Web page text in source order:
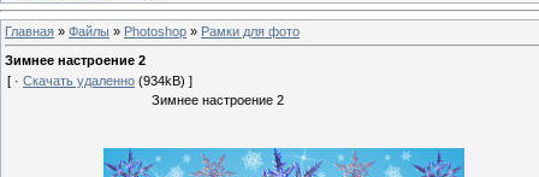
Главная » Файлы » Photoshop » Рамки для фото
Зимнее настроение 2
[ · Скачать удаленно (934kB) ]
Зимнее настроение 2